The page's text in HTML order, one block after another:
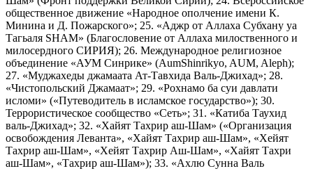
общественное движение «Народное ополчение имени К.
Минина и Д. Пожарского»; 25. «Аджр от Аллаха Субхану уа
Тагьаля SHAM» (Благословение от Аллаха милоственного и
милосердного СИРИЯ); 26. Международное религиозное
объединение «АУМ Синрике» (AumShinrikyo, AUM, Aleph);
27. «Муджахеды джамаата Ат-Тавхида Валь-Джихад»; 28.
«Чистопольский Джамаат»; 29. «Рохнамо ба суи давлати
исломи» («Путеводитель в исламское государство»); 30.
Террористическое сообщество «Сеть»; 31. «Катиба Таухид
валь-Джихад»; 32. «Хайят Тахрир аш-Шам» («Организация
освобождения Леванта», «Хайят Тахрир аш-Шам», «Хейят
Тахрир аш-Шам», «Хейят Тахрир Аш-Шам», «Хайят Тахри
аш-Шам», «Тахрир аш-Шам»); 33. «Ахлю Сунна Валь